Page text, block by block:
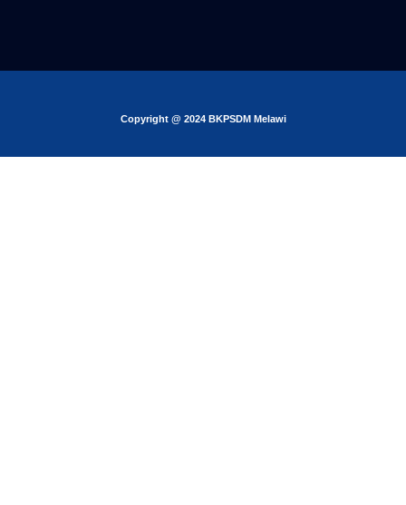
Copyright @ 2024 BKPSDM Melawi